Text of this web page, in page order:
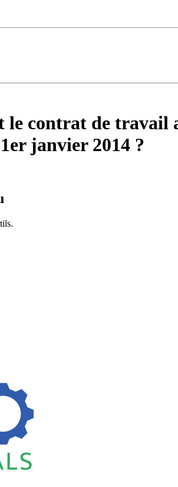
le contrat de
janvier 2014 ?